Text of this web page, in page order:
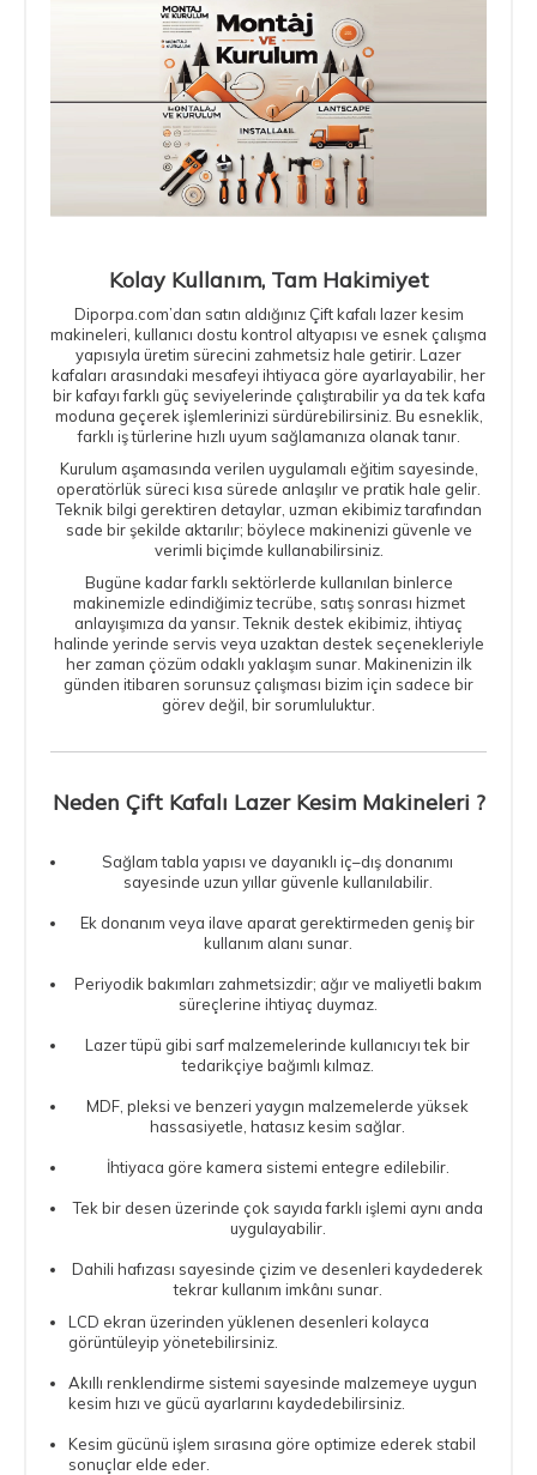
Kolay Kullanım, Tam Hakimiyet
Diporpa.com’dan satın aldığınız Çift kafalı lazer kesim
makineleri, kullanıcı dostu kontrol altyapısı ve esnek çalışma
yapısıyla üretim sürecini zahmetsiz hale getirir. Lazer
kafaları arasındaki mesafeyi ihtiyaca göre ayarlayabilir, her
bir kafayı farklı güç seviyelerinde çalıştırabilir ya da tek kafa
moduna geçerek işlemlerinizi sürdürebilirsiniz. Bu esneklik,
farklı iş türlerine hızlı uyum sağlamanıza olanak tanır.
Kurulum aşamasında verilen uygulamalı eğitim sayesinde,
operatörlük süreci kısa sürede anlaşılır ve pratik hale gelir.
Teknik bilgi gerektiren detaylar, uzman ekibimiz tarafından
sade bir şekilde aktarılır; böylece makinenizi güvenle ve
verimli biçimde kullanabilirsiniz.
Bugüne kadar farklı sektörlerde kullanılan binlerce
makinemizle edindiğimiz tecrübe, satış sonrası hizmet
anlayışımıza da yansır. Teknik destek ekibimiz, ihtiyaç
halinde yerinde servis veya uzaktan destek seçenekleriyle
her zaman çözüm odaklı yaklaşım sunar. Makinenizin ilk
günden itibaren sorunsuz çalışması bizim için sadece bir
görev değil, bir sorumluluktur.
Neden Çift Kafalı Lazer Kesim Makineleri ?
Sağlam tabla yapısı ve dayanıklı iç–dış donanımı
sayesinde uzun yıllar güvenle kullanılabilir.
Ek donanım veya ilave aparat gerektirmeden geniş bir
kullanım alanı sunar.
Periyodik bakımları zahmetsizdir; ağır ve maliyetli bakım
süreçlerine ihtiyaç duymaz.
Lazer tüpü gibi sarf malzemelerinde kullanıcıyı tek bir
tedarikçiye bağımlı kılmaz.
MDF, pleksi ve benzeri yaygın malzemelerde yüksek
hassasiyetle, hatasız kesim sağlar.
İhtiyaca göre kamera sistemi entegre edilebilir.
Tek bir desen üzerinde çok sayıda farklı işlemi aynı anda
uygulayabilir.
Dahili hafızası sayesinde çizim ve desenleri kaydederek
tekrar kullanım imkânı sunar.
LCD ekran üzerinden yüklenen desenleri kolayca
görüntüleyip yönetebilirsiniz.
Akıllı renklendirme sistemi sayesinde malzemeye uygun
kesim hızı ve gücü ayarlarını kaydedebilirsiniz.
Kesim gücünü işlem sırasına göre optimize ederek stabil
sonuçlar elde eder.